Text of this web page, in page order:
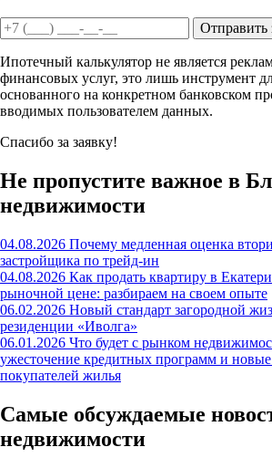
Отправить
Ипотечный калькулятор не является
финансовых услуг, это лишь инструмент
основанного на конкретном банковском
вводимых пользователем данных.
Спасибо за заявку!
Не пропустите важное в
недвижимости
04.08.2026 Почему медленная оценка
застройщика по трейд-ин
04.08.2026 Как продать квартиру в
рыночной цене: разбираем на своем опыте
06.02.2026 Новый стандарт загородной
резиденции «Иволга»
06.01.2026 Что будет с рынком
ужесточение кредитных программ и
покупателей жилья
Самые обсуждаемые
недвижимости